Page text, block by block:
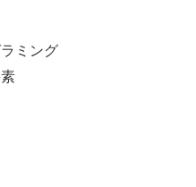
ミング